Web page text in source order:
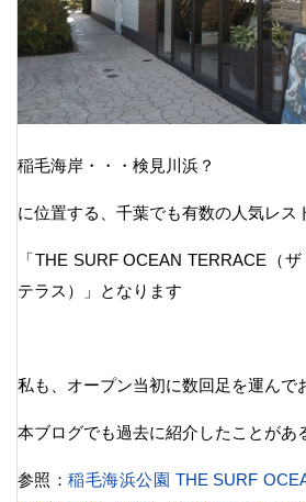
稲毛海岸・・・検見川浜？
に位置する、千葉でも有数の人気レス
「THE SURF OCEAN TERRACE（
テラス）」となります
私も、オープン当初に数回足を運んで
本ブログでも過去に紹介したことがあ
参照：稲毛海浜公園 THE SURF